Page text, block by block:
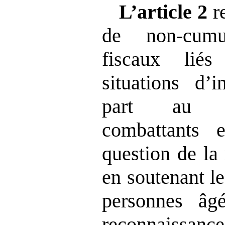
L’article 2
de
fiscaux
situations
part au
question de la
en soutenant
personnes